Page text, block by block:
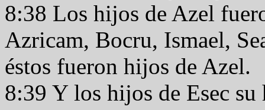
8:38 Los hijos de Azel
Azricam, Bocru, Ismael,
éstos fueron hijos de Azel.
8:39 Y los hijos de Esec